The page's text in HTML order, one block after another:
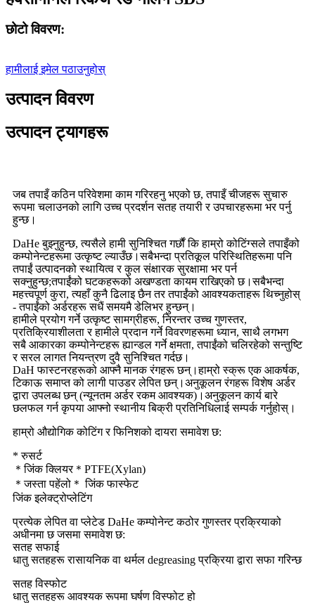
छोटो विवरण:
हामीलाई इमेल पठाउनुहोस्
उत्पादन विवरण
उत्पादन ट्यागहरू
जब तपाइँ कठिन परिवेशमा काम गरिरहनु भएको छ, तपाइँ चीजहरू सुचारु
रूपमा चलाउनको लागि उच्च प्रदर्शन सतह तयारी र उपचारहरूमा भर पर्नु
हुन्छ।
DaHe बुझ्नुहुन्छ, त्यसैले हामी सुनिश्चित गर्छौं कि हाम्रो कोटिंग्सले तपाइँको
कम्पोनेन्टहरूमा उत्कृष्ट ल्याउँछ।सबैभन्दा प्रतिकूल परिस्थितिहरूमा पनि
तपाईं उत्पादनको स्थायित्व र कुल संक्षारक सुरक्षामा भर पर्न
सक्नुहुन्छ;तपाईंको घटकहरूको अखण्डता कायम राखिएको छ।सबैभन्दा
महत्त्वपूर्ण कुरा, त्यहाँ कुनै ढिलाइ छैन तर तपाईंको आवश्यकताहरू थिच्नुहोस्
- तपाईंको अर्डरहरू सधैं समयमै डेलिभर हुन्छन्।
हामीले प्रयोग गर्ने उत्कृष्ट सामग्रीहरू, निरन्तर उच्च गुणस्तर,
प्रतिक्रियाशीलता र हामीले प्रदान गर्ने विवरणहरूमा ध्यान, साथै लगभग
सबै आकारका कम्पोनेन्टहरू ह्यान्डल गर्ने क्षमता, तपाईंको चलिरहेको सन्तुष्टि
र सरल लागत नियन्त्रण दुवै सुनिश्चित गर्दछ।
DaH फास्टनरहरूको आफ्नै मानक रंगहरू छन्।हाम्रो स्क्रू एक आकर्षक,
टिकाऊ समाप्त को लागी पाउडर लेपित छन्।अनुकूलन रंगहरू विशेष अर्डर
द्वारा उपलब्ध छन् (न्यूनतम अर्डर रकम आवश्यक)।अनुकूलन कार्य बारे
छलफल गर्न कृपया आफ्नो स्थानीय बिक्री प्रतिनिधिलाई सम्पर्क गर्नुहोस्।
हाम्रो औद्योगिक कोटिंग र फिनिशको दायरा समावेश छ:
* रुसर्ट
＊जिंक क्लियर＊PTFE(Xylan)
＊जस्ता पहेंलो＊ जिंक फास्फेट
जिंक इलेक्ट्रोप्लेटिंग
प्रत्येक लेपित वा प्लेटेड DaHe कम्पोनेन्ट कठोर गुणस्तर प्रक्रियाको
अधीनमा छ जसमा समावेश छ:
सतह सफाई
धातु सतहहरू रासायनिक वा थर्मल degreasing प्रक्रिया द्वारा सफा गरिन्छ
सतह विस्फोट
धातु सतहहरू आवश्यक रूपमा घर्षण विस्फोट हो